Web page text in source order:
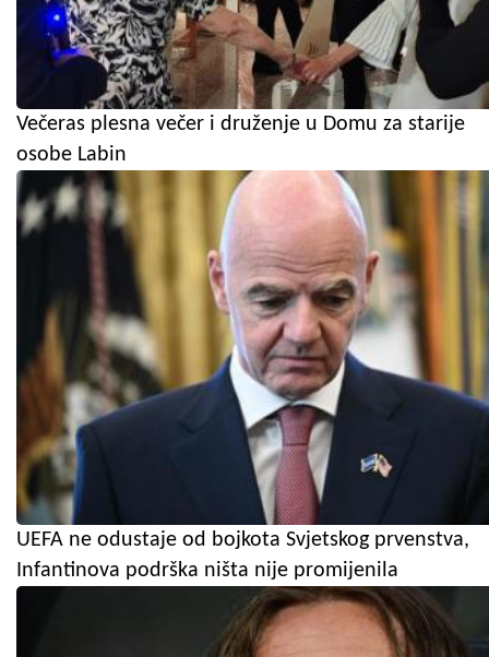
Večeras plesna večer i druženje u Domu za starije
osobe Labin
UEFA ne odustaje od bojkota Svjetskog prvenstva,
Infantinova podrška ništa nije promijenila